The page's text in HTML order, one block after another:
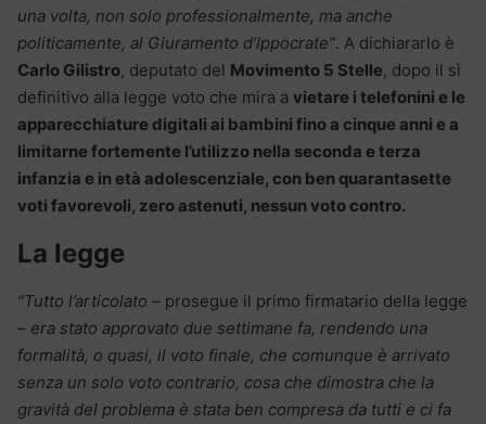
una volta, non solo professionalmente, ma anche
politicamente, al Giuramento d’Ippocrate”. A dichiararlo è
Carlo Gilistro, deputato del Movimento 5 Stelle, dopo il sì
definitivo alla legge voto che mira a vietare i telefonini e le
apparecchiature digitali ai bambini fino a cinque anni e a
limitarne fortemente l’utilizzo nella seconda e terza
infanzia e in età adolescenziale, con ben quarantasette
voti favorevoli, zero astenuti, nessun voto contro.
La legge
“Tutto l’articolato – prosegue il primo firmatario della legge
– era stato approvato due settimane fa, rendendo una
formalità, o quasi, il voto finale, che comunque è arrivato
senza un solo voto contrario, cosa che dimostra che la
gravità del problema è stata ben compresa da tutti e ci fa